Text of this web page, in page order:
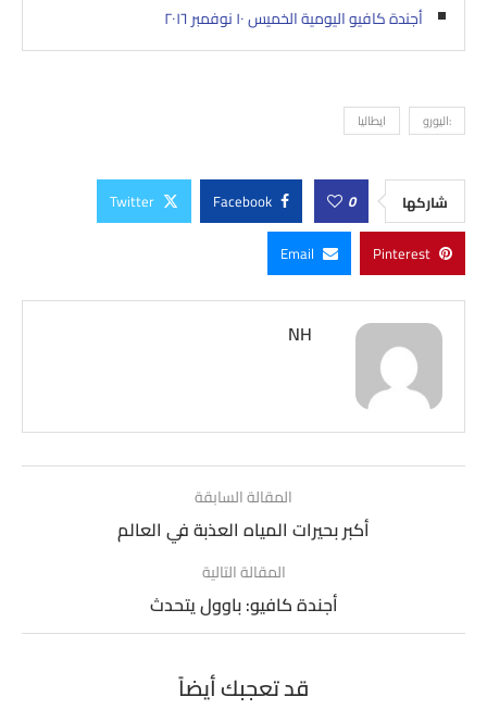
أجندة كافيو اليومية الخميس ١٠ نوفمبر ٢٠١٦
:اليورو ايطاليا
شاركها 0
Facebook
Twitter
Pinterest
Email
NH
المقالة السابقة
أكبر بحيرات المياه العذبة في العالم
المقالة التالية
أجندة كافيو: باوول يتحدث
قد تعجبك أيضاً